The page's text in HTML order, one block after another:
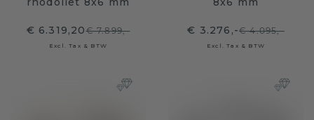
€ 6.319,20€ 7.899,-
Excl. Tax & BTW
€ 3.276,-€ 4.095,-
Excl. Tax & BTW